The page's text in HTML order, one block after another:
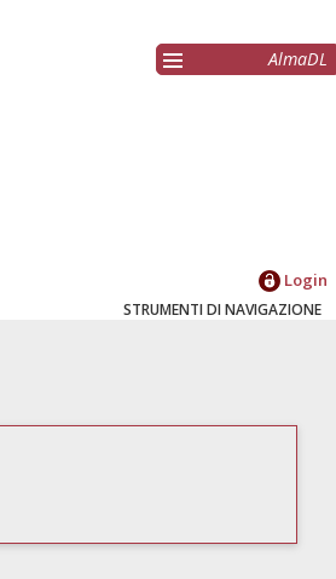
AlmaDL
Login
STRUMENTI DI NAVIGAZIONE